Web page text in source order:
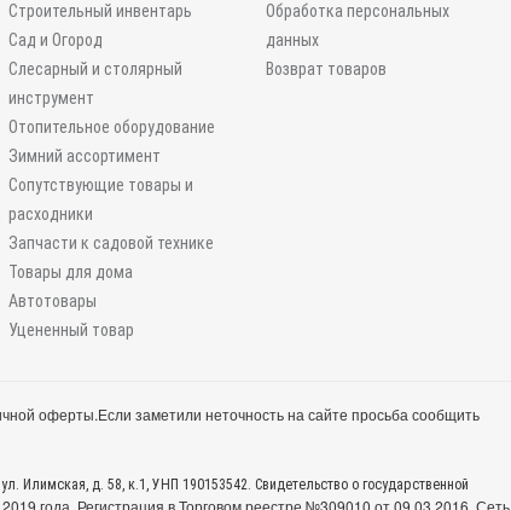
Строительный инвентарь
Сад и Огород
Слесарный и столярный
инструмент
Отопительное оборудование
Зимний ассортимент
Сопутствующие товары и
расходники
Запчасти к садовой технике
Товары для дома
Автотовары
Уцененный товар
Обработка персональных
данных
Возврат товаров
оферты.Если заметили неточность на сайте просьба сообщить
Илимская, д. 58, к.1, УНП 190153542. Свидетельство о государственной
года. Регистрация в Торговом реестре №309010 от 09.03.2016. Сеть